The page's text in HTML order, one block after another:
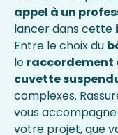
appel à un
lancer dans cette
Entre le choix du
le raccordement
cuvette
complexes.
vous accompagne
votre projet, que